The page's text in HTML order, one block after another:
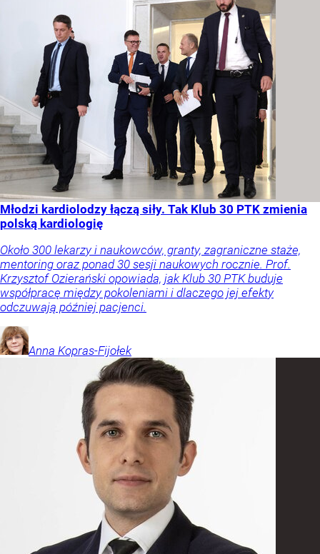
Młodzi kardiolodzy łączą siły. Tak Klub 30 PTK zmienia
polską kardiologię
Około 300 lekarzy i naukowców, granty, zagraniczne staże,
mentoring oraz ponad 30 sesji naukowych rocznie. Prof.
Krzysztof Ozierański opowiada, jak Klub 30 PTK buduje
współpracę między pokoleniami i dlaczego jej efekty
odczuwają później pacjenci.
Anna Kopras-Fijołek